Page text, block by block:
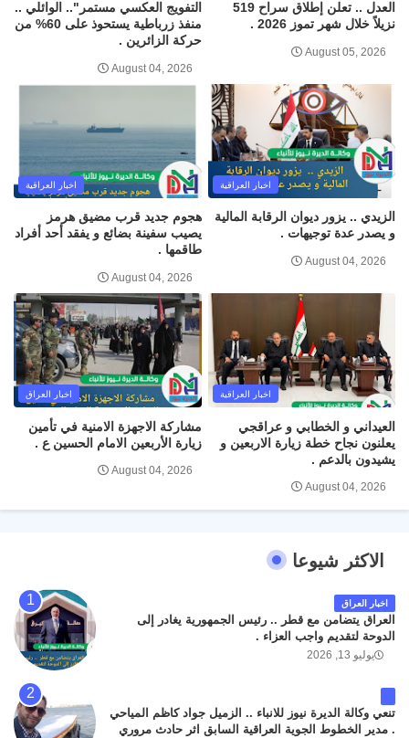
العدل .. تعلن إطلاق سراح 519
نزيلاً خلال شهر تموز 2026 .
August 05, 2026
التفويج العكسي مستمر".. الوائلي ..
منفذ زرباطية يستحوذ على 60% من
حركة الزائرين .
August 04, 2026
اخبار العراقية
الزيدي .. يزور ديوان الرقابة المالية
و يصدر عدة توجيهات .
August 04, 2026
اخبار العراقية
هجوم جديد قرب مضيق هرمز
يصيب سفينة بضائع و يفقد أحد أفراد
طاقمها .
August 04, 2026
اخبار العراقية
العيداني و الخطابي و عراقجي
يعلنون نجاح خطة زيارة الاربعين و
يشيدون بالدعم .
August 04, 2026
اخبار العراق
مشاركة الاجهزة الامنية في تأمين
زيارة الأربعين الامام الحسين ع .
August 04, 2026
الاكثر شيوعا
اخبار العراق
العراق يتضامن مع قطر .. رئيس الجمهورية يغادر إلى
الدوحة لتقديم واجب العزاء .
يوليو 13, 2026
تنعي وكالة الديرة نيوز للانباء .. الزميل جواد كاظم المياحي
. مدير الخطوط الجوية العراقية السابق اثر حادث مروري